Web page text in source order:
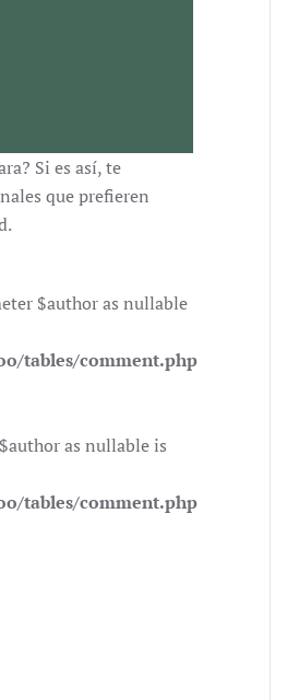
Si es así, te
que prefieren
$author as nullable
tables/comment.php
as nullable is
tables/comment.php